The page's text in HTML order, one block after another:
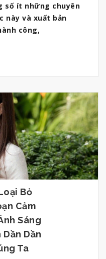
số ít những chuyên
này và xuất bản
công,
Bỏ
Cảm
Sáng
Dần
Ta